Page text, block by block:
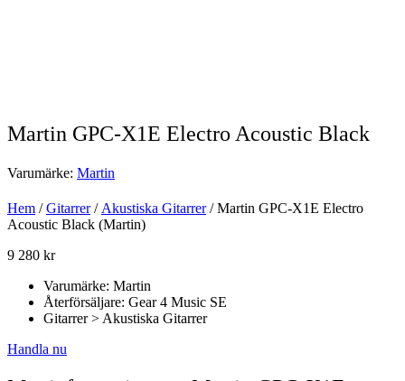
Martin GPC-X1E Electro Acoustic Black
Varumärke: Martin
Hem /Gitarrer/Akustiska Gitarrer/ Martin GPC-X1E Electro
Acoustic Black (Martin)
9 280 kr
Varumärke: Martin
Återförsäljare: Gear 4 Music SE
Gitarrer > Akustiska Gitarrer
Handla nu